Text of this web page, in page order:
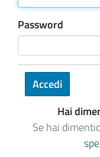
Password
Hai
Se hai